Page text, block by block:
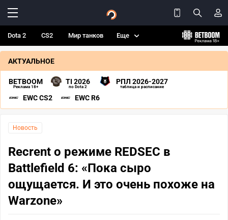
Dota 2 CS2 Мир танков Еще
АКТУАЛЬНОЕ
BETBOOM
Реклама 18+
TI 2026
по Dota 2
РПЛ 2026-2027
таблица и расписание
EWC CS2 EWC R6
Новость
Recrent о режиме REDSEC в
Battlefield 6: «Пока сыро
ощущается. И это очень похоже на
Warzone»